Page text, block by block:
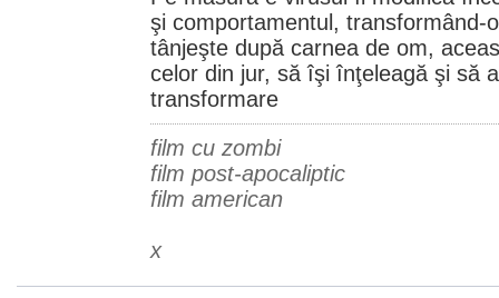
şi comportamentul, transformând-
tânjeşte după carnea de om,
celor din jur, să îşi înţeleagă şi să
transformare
film cu zombi
film post-apocaliptic
film american
x